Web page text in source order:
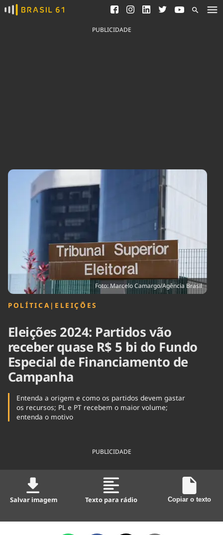
Ver todas as notícias
Saneamento
Indicadores
Agronegócios
Comportamento
Cultura
Economia
Educação
Infraestrutura
Internacional
Meio Ambiente
Tempo
PUBLICIDADE
Foto: Marcelo Camargo/Agência Brasil
POLÍTICA | ELEIÇÕES
Eleições 2024: Partidos vão
receber quase R$ 5 bi do Fundo
Especial de Financiamento de
Campanha
Entenda a origem e como os partidos devem gastar
os recursos; PL e PT recebem o maior volume;
entenda o motivo
PUBLICIDADE
Salvar imagem Texto para rádio Copiar o texto